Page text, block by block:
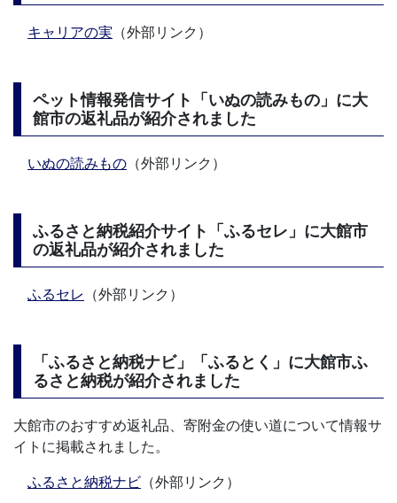
キャリアの実 （外部リンク）
ペット情報発信サイト「いぬの読みもの」に大
館市の返礼品が紹介されました
いぬの読みもの （外部リンク）
ふるさと納税紹介サイト「ふるセレ」に大館市
の返礼品が紹介されました
ふるセレ （外部リンク）
「ふるさと納税ナビ」「ふるとく」に大館市ふ
るさと納税が紹介されました
大館市のおすすめ返礼品、寄附金の使い道について情報サ
イトに掲載されました。
ふるさと納税ナビ （外部リンク）